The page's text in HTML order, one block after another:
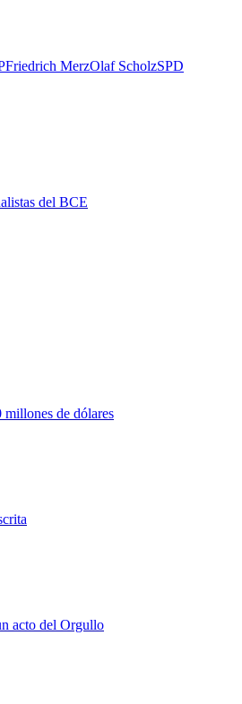
Friedrich MerzOlaf ScholzSPD
del BCE
de dólares
acto del Orgullo